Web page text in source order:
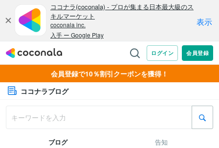
会員登録で10％割引クーポンを獲得！
ココナラブログ
ブログ 告知